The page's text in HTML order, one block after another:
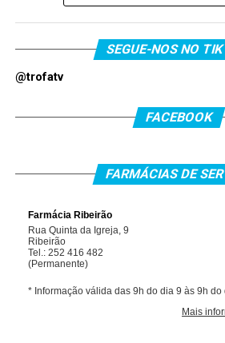
SEGUE-NOS NO
@trofatv
FACEBOOK
FARMÁCIAS DE